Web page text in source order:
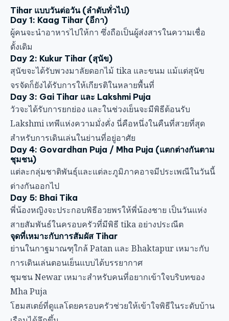
Tihar แบบวันต่อวัน (ลำดับทั่วไป)
Day 1: Kaag Tihar (อีกา)
ผู้คนจะนำอาหารไปให้กา ซึ่งถือเป็นผู้ส่งสารในความเชื่อ
ดั้งเดิม
Day 2: Kukur Tihar (สุนัข)
สุนัขจะได้รับพวงมาลัยดอกไม้ tika และขนม แม้แต่สุนัข
จรจัดก็ยังได้รับการให้เกียรติในหลายพื้นที่
Day 3: Gai Tihar และ Lakshmi Puja
วัวจะได้รับการยกย่อง และในช่วงเย็นจะมีพิธีต้อนรับ
Lakshmi เทพีแห่งความมั่งคั่ง นี่คือหนึ่งในคืนที่สวยที่สุด
สำหรับการเดินเล่นในย่านที่อยู่อาศัย
Day 4: Govardhan Puja / Mha Puja (แตกต่างกันตาม
ชุมชน)
แต่ละกลุ่มชาติพันธุ์และแต่ละภูมิภาคอาจมีประเพณีในวันนี้
ต่างกันออกไป
Day 5: Bhai Tika
พี่น้องหญิงจะประกอบพิธีอวยพรให้พี่น้องชาย เป็นวันแห่ง
สายสัมพันธ์ในครอบครัวที่มีพิธี tika อย่างประณีต
จุดที่เหมาะกับการสัมผัส Tihar
ย่านในกาฐมาณฑุใกล้ Patan และ Bhaktapur เหมาะกับ
การเดินเล่นตอนเย็นแบบได้บรรยากาศ
ชุมชน Newar เหมาะสำหรับคนที่อยากเข้าใจบริบทของ
Mha Puja
โฮมสเตย์ที่ดูแลโดยครอบครัวช่วยให้เข้าใจพิธีในระดับบ้าน